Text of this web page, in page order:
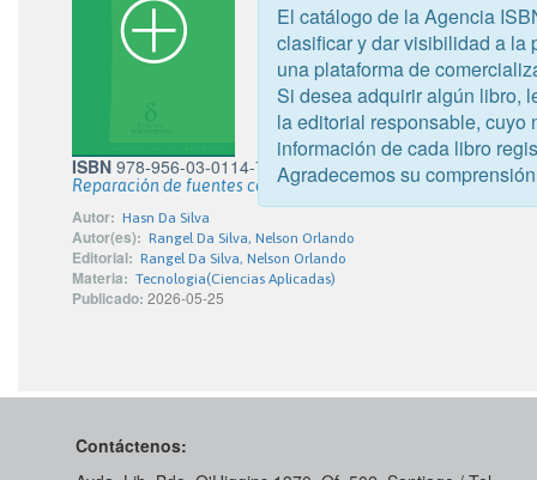
ISBN 978-956-03-0114-7
Reparación de fuentes conmutadas
Autor: Hasn Da Silva
Autor(es): Rangel Da Silva, Nelson Orlando
Editorial: Rangel Da Silva, Nelson Orlando
Materia: Tecnologia(Ciencias Aplicadas)
Publicado: 2026-05-25
Contáctenos:
El catálogo de la Agencia
clasificar y dar visibilidad a la
una plataforma de
Si desea adquirir algún libro,
la editorial responsable, cuyo
información de cada libro
Agradecemos su